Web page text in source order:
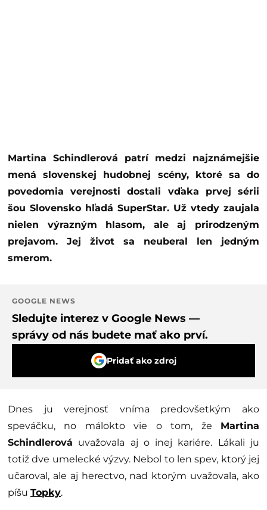
Martina Schindlerová patrí medzi najznámejšie
mená slovenskej hudobnej scény, ktoré sa do
povedomia verejnosti dostali vďaka prvej sérii
šou Slovensko hľadá SuperStar. Už vtedy zaujala
nielen výrazným hlasom, ale aj prirodzeným
prejavom. Jej život sa neuberal len jedným
smerom.
GOOGLE NEWS
Sledujte interez v Google News —
správy od nás budete mať ako prví.
Pridať ako zdroj
Dnes ju verejnosť vníma predovšetkým ako
speváčku, no málokto vie o tom, že Martina
Schindlerová uvažovala aj o inej kariére. Lákali ju
totiž dve umelecké výzvy. Nebol to len spev, ktorý jej
učaroval, ale aj herectvo, nad ktorým uvažovala, ako
píšu Topky.